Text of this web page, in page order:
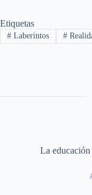
Etiquetas
#Laberintos #
La